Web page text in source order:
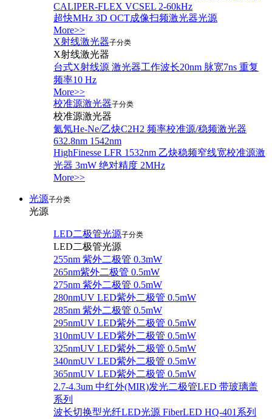
CALIPER-FLEX VCSEL 2-60kHz
超快MHz 3D OCT成像扫频激光器光源
More>>
X射线激光器子分类
X射线激光器
台式X射线源 激光器工作波长20nm 脉宽7ns 重复
频率10 Hz
More>>
校准源激光器子分类
校准源激光器
氦氖He-Ne/乙炔C2H2 频率校准源/稳频激光器
632.8nm 1542nm
HighFinesse LFR 1532nm 乙炔稳频窄线宽校准源激
光器 3mW 绝对精度 2MHz
More>>
光源子分类
光源
LED二极管光源子分类
LED二极管光源
255nm 紫外二极管 0.3mW
265nm紫外二极管 0.5mW
275nm 紫外二极管 0.5mW
280nmUV LED紫外二极管 0.5mW
285nm 紫外二极管 0.5mW
295nmUV LED紫外二极管 0.5mW
310nmUV LED紫外二极管 0.5mW
325nmUV LED紫外二极管 0.5mW
340nmUV LED紫外二极管 0.5mW
365nmUV LED紫外二极管 0.5mW
2.7-4.3um 中红外(MIR)发光二极管LED 带玻璃盖
系列
波长切换型光纤LED光源 FiberLED HQ-401系列